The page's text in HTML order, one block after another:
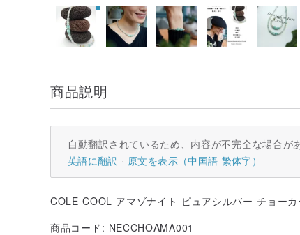
商品説明
自動翻訳されているため、内容が不完全な場合が
英語に翻訳
原文を表示（中国語-繁体字）
COLE COOL アマゾナイト ピュアシルバー チョー
商品コード: NECCHOAMA001